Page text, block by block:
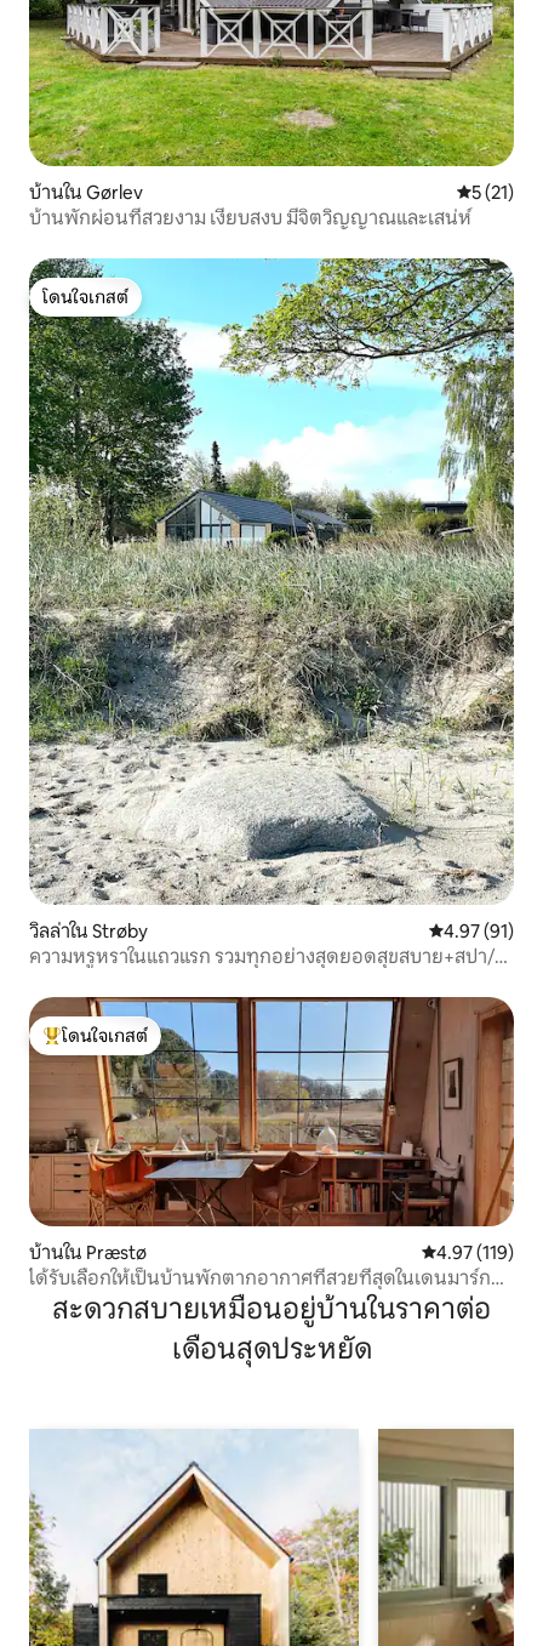
บ้านใน Gørlev คะแนนเฉลี่
5 (21)
บ้านพักผ่อนที่สวยงาม เงียบสงบ มีจิตวิญญาณและเสน่ห์
โดนใจเกสต์
โดนใจเกสต์
วิลล่าใน Strøby คะแนนเฉลี่ย
4.97 (91)
ความหรูหราในแถวแรก รวมทุกอย่างสุดยอดสุขสบาย+สปา/
โดนใจเกสต์ที่สุด
โดนใจเกสต์
บ้านใน Præstø คะแนนเฉลี่ย
4.97 (119)
ได้รับเลือกให้เป็นบ้านพักตากอากาศที่สวยที่สุดในเดนมาร์ก
ประจำปี 2014
สะดวกสบายเหมือนอยู่บ้านในราคาต่อ
เดือนสุดประหยัด